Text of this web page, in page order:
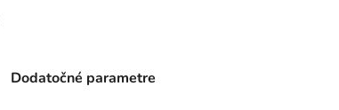
Dodatočné parametre